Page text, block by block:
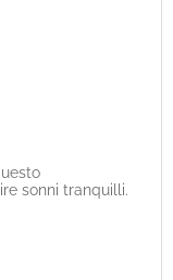
sonni tranquilli.